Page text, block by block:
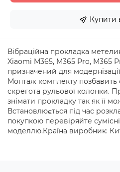
Купити
Вібраційна прокладка
Xiaomi M365, M365 Pro, M365
призначений для
Монтаж комплекту позбавить
скрегота рульової колонки.
знімати прокладку так як її
Встановлюється під час
покупкою перевіряйте
моделлю.Країна виробник: